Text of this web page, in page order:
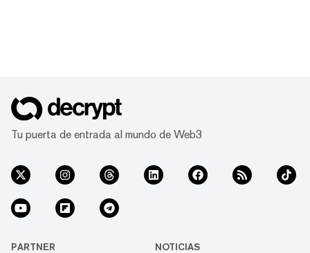
Tu puerta de entrada al mundo de Web3
PARTNER NOTICIAS